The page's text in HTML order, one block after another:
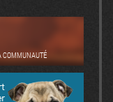
COMMUNAUTÉ